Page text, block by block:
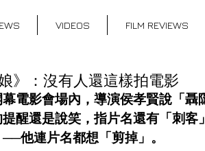
VIDEOS FILM REVIEWS
》：沒有人還這樣拍電影
電影會場內，導演侯孝賢說「聶
醒還是說笑，指片名還有「刺客
他連片名都想「剪掉」。